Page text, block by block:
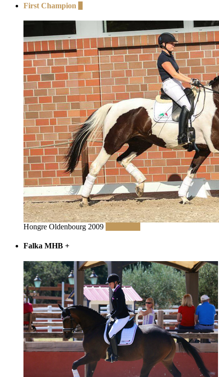
First Champion
Hongre Oldenbourg 2009
Falka MHB +